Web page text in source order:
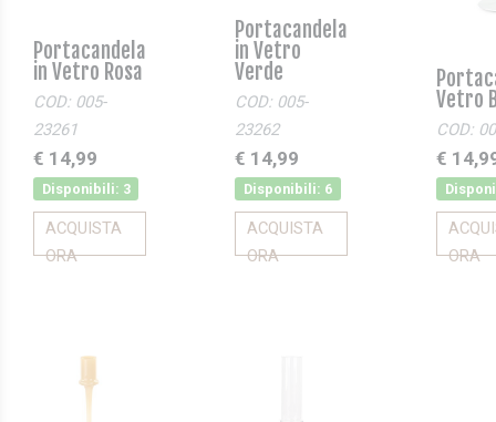
Portacandela
in Vetro Rosa
COD: 005-
23261
€ 14,99
Disponibili: 3
ACQUISTA
ORA
Portacandela
in Vetro
Verde
COD: 005-
23262
€ 14,99
Disponibili: 6
ACQUISTA
ORA
Vetro
COD:
€
ORA